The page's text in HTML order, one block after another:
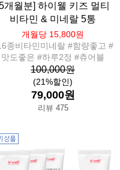
개월분] 하이웰 키즈 멀티
비타민 & 미네랄 5통
개월당 15,800원
종비타민미네랄 #함량좋고 #
맛도좋은 #하루2정 #츄어블
100,000원
(21%할인)
79,000원
리뷰 475